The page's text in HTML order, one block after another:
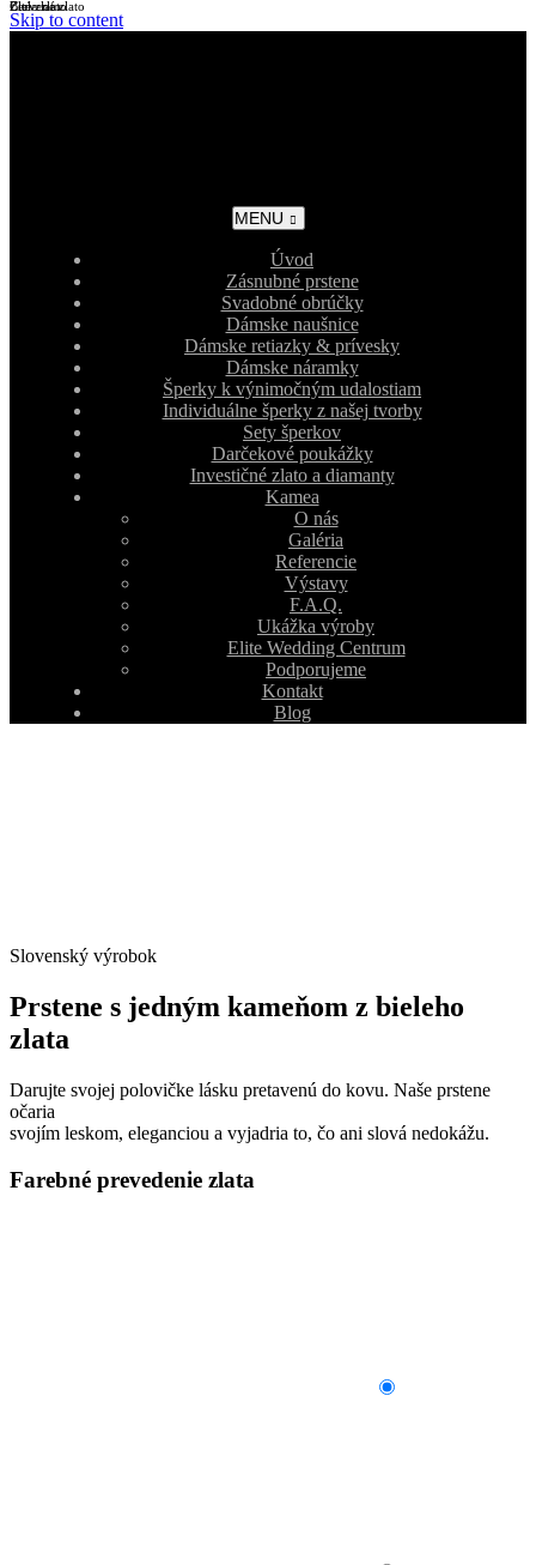
Skip to content
MENU
Úvod
Zásnubné prstene
Svadobné obrúčky
Dámske naušnice
Dámske retiazky & prívesky
Dámske náramky
Šperky k výnimočným udalostiam
Individuálne šperky z našej tvorby
Sety šperkov
Darčekové poukážky
Investičné zlato a diamanty
Kamea
O nás
Galéria
Referencie
Výstavy
F.A.Q.
Ukážka výroby
Elite Wedding Centrum
Podporujeme
Kontakt
Blog
Slovenský výrobok
Prstene s jedným kameňom z bieleho
zlata
Darujte svojej polovičke lásku pretavenú do kovu. Naše prstene
očaria
svojím leskom, eleganciou a vyjadria to, čo ani slová nedokážu.
Farebné prevedenie zlata
Biele zlato
Žlté zlato
Červené zlato